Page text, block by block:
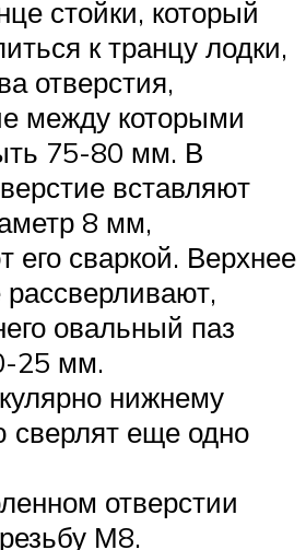
стойки, который
к транцу лодки,
отверстия,
между которыми
75-80 мм. В
вставляют
8 мм,
его сваркой. Верхнее
рассверливают,
овальный паз
25 мм.
нижнему
сверлят еще одно
отверстии
М8.